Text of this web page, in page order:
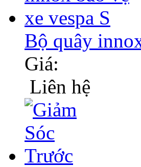
Bộ quây
Giá:
Liên hệ